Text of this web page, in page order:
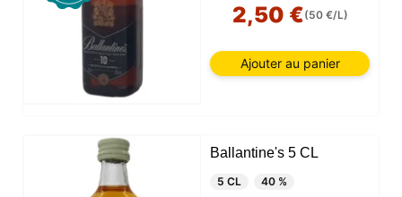
2,50 €(50 €/L)
Ajouter au panier
Ballantine's 5 CL
5 CL
40 %